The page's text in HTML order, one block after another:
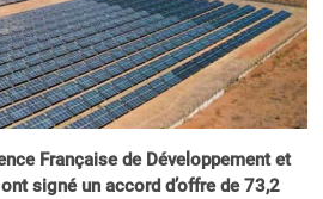
Française de Développement et
signé un accord d’offre de 73,2